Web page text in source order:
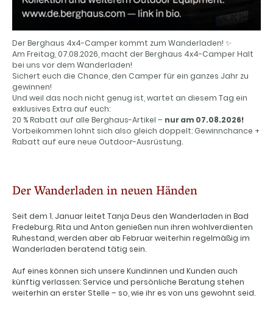
Der Berghaus 4x4-Camper kommt zum Wanderladen! ✨
Am Freitag, 07.08.2026, macht der Berghaus 4x4-Camper Halt
bei uns vor dem Wanderladen!
Sichert euch die Chance, den Camper für ein ganzes Jahr zu
gewinnen!
Und weil das noch nicht genug ist, wartet an diesem Tag ein
exklusives Extra auf euch:
20 % Rabatt auf alle Berghaus-Artikel – nur am 07.08.2026!
Vorbeikommen lohnt sich also gleich doppelt: Gewinnchance +
Rabatt auf eure neue Outdoor-Ausrüstung.
Der Wanderladen in neuen Händen
Seit dem 1. Januar leitet Tanja Deus den Wanderladen in Bad
Fredeburg. Rita und Anton genießen nun ihren wohlverdienten
Ruhestand, werden aber ab Februar weiterhin regelmäßig im
Wanderladen beratend tätig sein.
Auf eines können sich unsere Kundinnen und Kunden auch
künftig verlassen: Service und persönliche Beratung stehen
weiterhin an erster Stelle – so, wie ihr es von uns gewohnt seid.